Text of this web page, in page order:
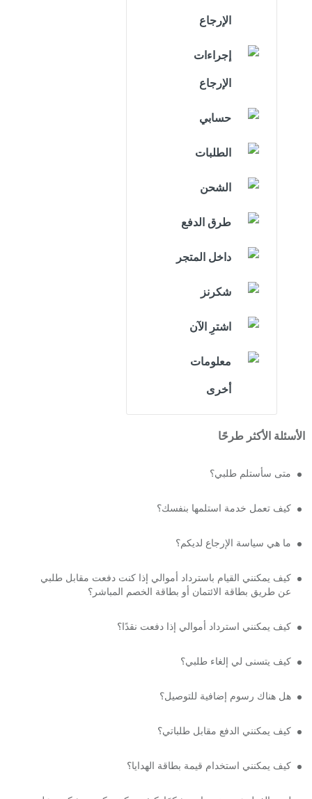
الإرجاع
إجراءات
الإرجاع
حسابي
الطلبات
الشحن
طرق الدفع
داخل المتجر
شكرنز
اشترِ الآن
معلومات
أخرى
الأسئلة الأكثر طرحًا
متى سأستلم طلبي؟
كيف تعمل خدمة استلمها بنفسك؟
ما هي سياسة الإرجاع لديكم؟
كيف يمكنني القيام باسترداد أموالي إذا كنت دفعت مقابل طلبي
عن طريق بطاقة الائتمان أو بطاقة الخصم المباشر؟
كيف يمكنني استرداد أموالي إذا دفعت نقدًا؟
كيف يتسنى لي إلغاء طلبي؟
هل هناك رسوم إضافية للتوصيل؟
كيف يمكنني الدفع مقابل طلباتي؟
كيف يمكنني استخدام قيمة بطاقة الهدايا؟